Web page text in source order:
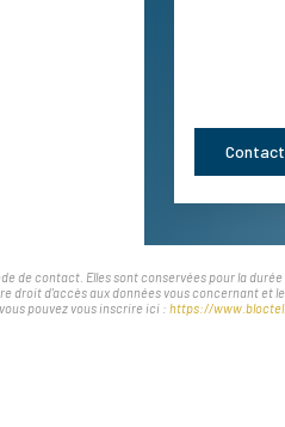
de contact. Elles sont conservées pour la
d'accès aux données vous concernant et
pouvez vous inscrire ici : https://